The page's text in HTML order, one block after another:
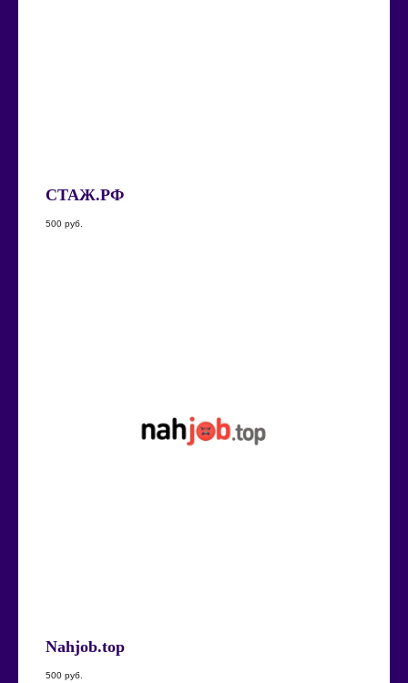
СТАЖ.РФ
500 руб.
Nahjob.top
500 руб.